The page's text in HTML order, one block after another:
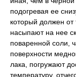
подогревая ее
который должен от
насыпают на нее
поваренной соли,
поверхности
лака, погружают
температуру,